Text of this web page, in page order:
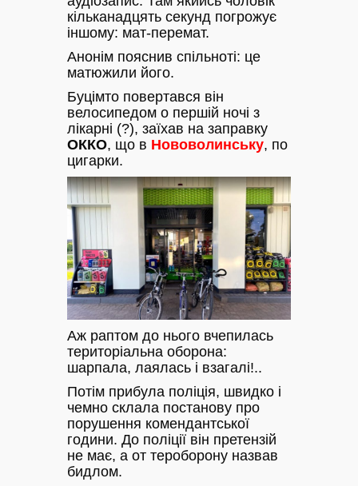
кільканадцять секунд погрожує
іншому: мат-перемат.
Анонім пояснив спільноті: це
матюжили його.
Буцімто повертався він
велосипедом о першій ночі з
лікарні (?), заїхав на заправку
ОККО, що в Нововолинську, по
цигарки.
Аж раптом до нього вчепилась
територіальна оборона:
шарпала, лаялась і взагалі!..
Потім прибула поліція, швидко і
чемно склала постанову про
порушення комендантської
години. До поліції він претензій
не має, а от тероборону назвав
бидлом.